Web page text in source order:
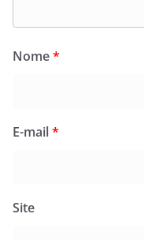
Nome*
E-mail*
Site